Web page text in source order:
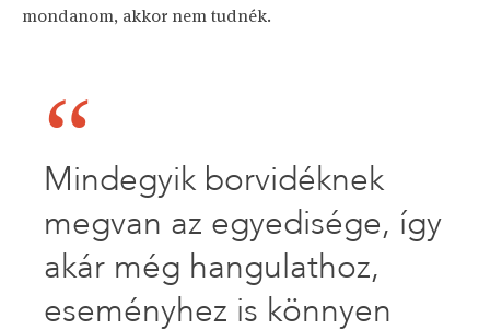
mondanom, akkor nem tudnék.
Mindegyik borvidéknek
megvan az egyedisége, így
akár még hangulathoz,
eseményhez is könnyen